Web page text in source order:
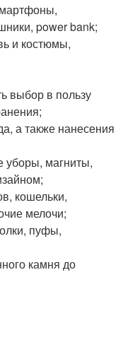
power bank;
и костюмы,
выбор в пользу
а также нанесения
уборы, магниты,
кошельки,
мелочи;
пуфы,
камня до